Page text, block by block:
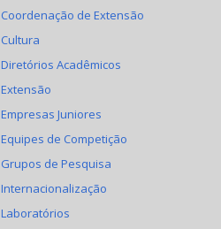
Coordenação de Extensão
Cultura
Diretórios Acadêmicos
Extensão
Empresas Juniores
Equipes de Competição
Grupos de Pesquisa
Internacionalização
Laboratórios